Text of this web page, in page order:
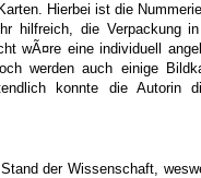
Hierbei ist die
hilfreich, die Verpackung
wÃ¤re eine individuell
werden auch einige
konnte die Autorin
der Wissenschaft,